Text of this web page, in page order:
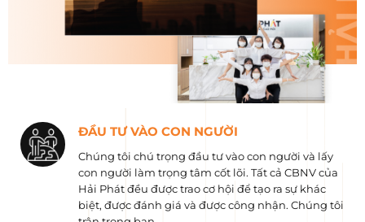
ĐẦU TƯ VÀO CON NGƯỜI
Chúng tôi chú trọng đầu tư vào con người và lấy
con người làm trọng tâm cốt lõi. Tất cả CBNV của
Hải Phát đều được trao cơ hội để tạo ra sự khác
biệt, được đánh giá và được công nhận. Chúng tôi